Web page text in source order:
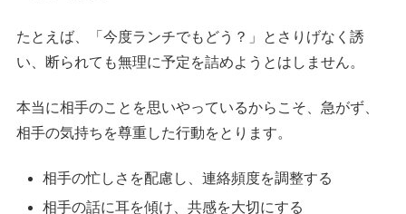
たとえば、「今度ランチでもどう？」とさりげなく誘
い、断られても無理に予定を詰めようとはしません。
本当に相手のことを思いやっているからこそ、急がず、
相手の気持ちを尊重した行動をとります。
相手の忙しさを配慮し、連絡頻度を調整する
相手の話に耳を傾け、共感を大切にする